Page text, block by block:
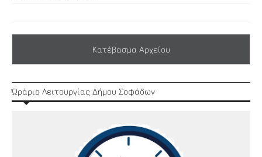
Κατέβασμα Αρχείου
Ώράριο Λειτουργίας Δήμου Σοφάδων